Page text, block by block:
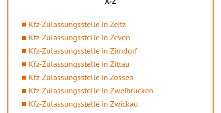
Kfz-Zulassungsstelle in Zeitz
Kfz-Zulassungsstelle in Zeven
Kfz-Zulassungsstelle in Zirndorf
Kfz-Zulassungsstelle in Zittau
Kfz-Zulassungsstelle in Zossen
Kfz-Zulassungsstelle in Zweibrücken
Kfz-Zulassungsstelle in Zwickau